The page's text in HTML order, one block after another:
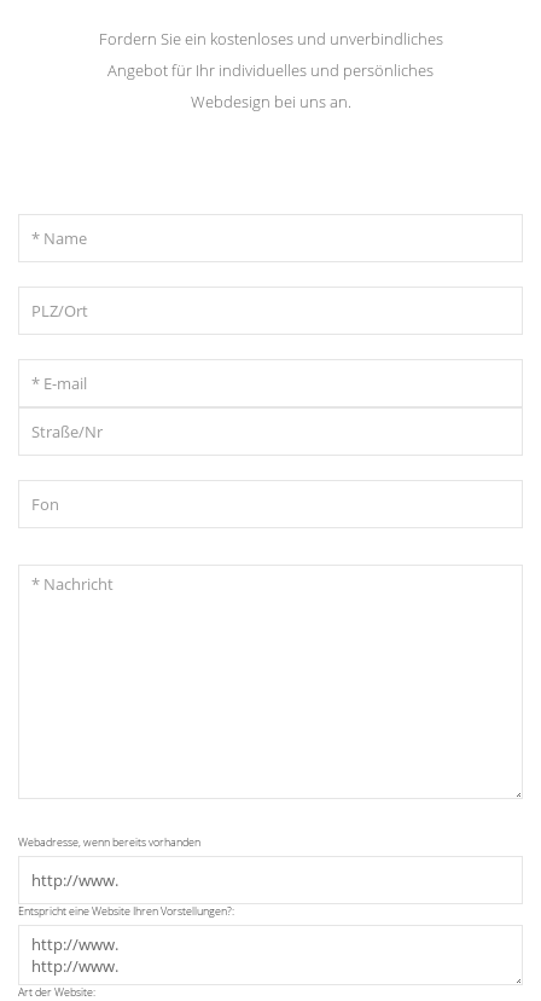
Fordern Sie ein kostenloses und unverbindliches
Angebot für Ihr individuelles und persönliches
Webdesign bei uns an.
Webadresse, wenn bereits vorhanden
Entspricht eine Website Ihren Vorstellungen?:
Art der Website: